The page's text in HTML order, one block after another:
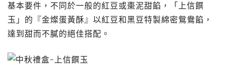
基本要件，不同於一般的紅豆或棗泥甜餡，「上信饌
玉」的『金燦蛋黃酥』以紅豆和黑豆特製綿密鴛鴦餡，
達到甜而不膩的絕佳搭配。